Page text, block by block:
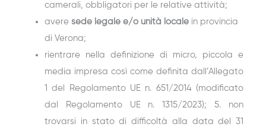
camerali, obbligatori per le relative attività;
avere sede legale e/o unità locale in provincia
di Verona;
rientrare nella definizione di micro, piccola e
media impresa così come definita dall’Allegato
1 del Regolamento UE n. 651/2014 (modificato
dal Regolamento UE n. 1315/2023); 5. non
trovarsi in stato di difficoltà alla data del 31